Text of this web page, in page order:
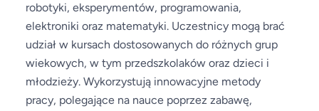
robotyki, eksperymentów, programowania,
elektroniki oraz matematyki. Uczestnicy mogą brać
udział w kursach dostosowanych do różnych grup
wiekowych, w tym przedszkolaków oraz dzieci i
młodzieży. Wykorzystują innowacyjne metody
pracy, polegające na nauce poprzez zabawę,